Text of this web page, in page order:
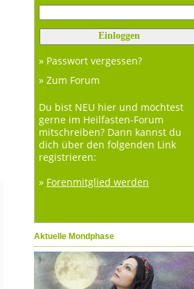
» Passwort vergessen?
» Zum Forum
Du bist NEU hier und möchtest
gerne im Heilfasten-Forum
mitschreiben? Dann kannst du
dich über den folgenden Link
registrieren:
» Forenmitglied werden
Aktuelle Mondphase